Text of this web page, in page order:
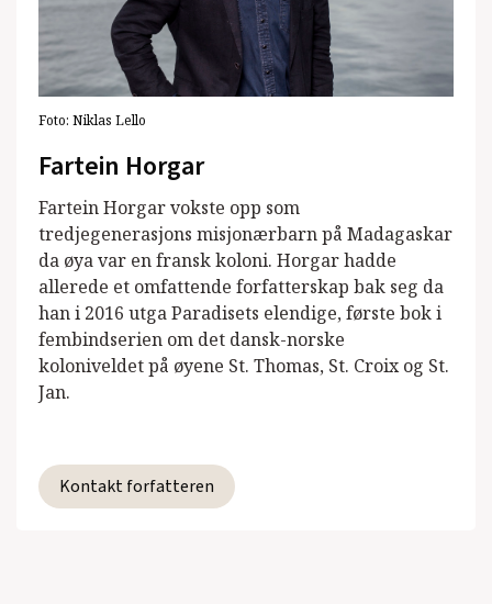
Foto: Niklas Lello
Fartein Horgar
Fartein Horgar vokste opp som
tredjegenerasjons misjonærbarn på Madagaskar
da øya var en fransk koloni. Horgar hadde
allerede et omfattende forfatterskap bak seg da
han i 2016 utga Paradisets elendige, første bok i
fembindserien om det dansk-norske
koloniveldet på øyene St. Thomas, St. Croix og St.
Jan.
Kontakt forfatteren